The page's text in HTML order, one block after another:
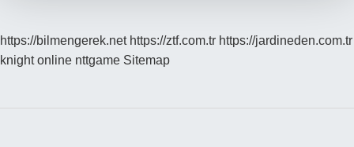
https://bilmengerek.net https://ztf.com.tr https://jardineden.com.tr
knight online nttgame Sitemap